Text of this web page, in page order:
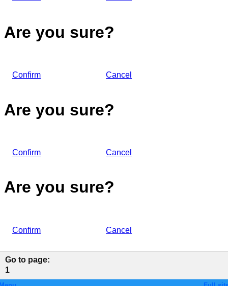
Are you sure?
Confirm Cancel
Are you sure?
Confirm Cancel
Are you sure?
Confirm Cancel
Go to page:
1